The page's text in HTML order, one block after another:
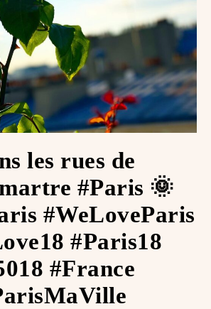
les rues de
#Paris 🌞
#WeLoveParis
#Paris18
#France